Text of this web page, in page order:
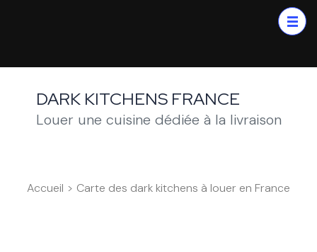
DARK KITCHENS FRANCE
Louer une cuisine dédiée à la livraison
Accueil > Carte des dark kitchens à louer en France